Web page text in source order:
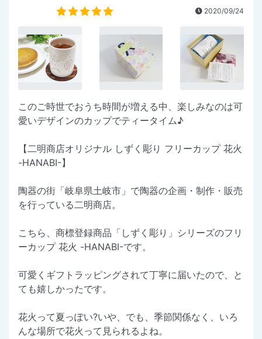
2020/09/24
このご時世でおうち時間が増える中、楽しみなのは可
愛いデザインのカップでティータイム♪
【二明商店オリジナル しずく彫り フリーカップ 花火
-HANABI-】
陶器の街「岐阜県土岐市」で陶器の企画・制作・販売
を行っている二明商店。
こちら、商標登録商品「しずく彫り」シリーズのフリ
ーカップ 花火 -HANABI-です。
可愛くギフトラッピングされて丁寧に届いたので、と
ても嬉しかったです。
花火って夏っぽい?いや、でも、季節関係なく、いろ
んな場所で花火って見られるよね。